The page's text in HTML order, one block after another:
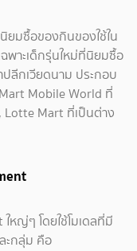
ยมซื้อของกินของใช้ใน
พาะเด็กรุ่นใหม่ที่นิยมซื้อ
ลีกเวียดนาม ประกอบ
Mobile World ที่
Lotte Mart ที่เป็นต่าง
หญ่ๆ โดยใช้โมเดลที่มี
ะกลุ่ม คือ